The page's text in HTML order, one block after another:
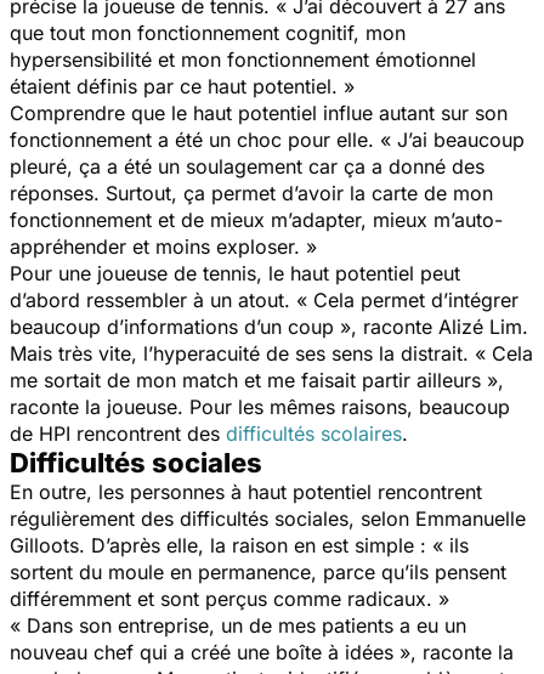
précise la joueuse de tennis. « J’ai découvert à 27 ans
que tout mon fonctionnement cognitif, mon
hypersensibilité et mon fonctionnement émotionnel
étaient définis par ce haut potentiel. »
Comprendre que le haut potentiel influe autant sur son
fonctionnement a été un choc pour elle. « J’ai beaucoup
pleuré, ça a été un soulagement car ça a donné des
réponses. Surtout, ça permet d’avoir la carte de mon
fonctionnement et de mieux m’adapter, mieux m’auto-
appréhender et moins exploser. »
Pour une joueuse de tennis, le haut potentiel peut
d’abord ressembler à un atout. « Cela permet d’intégrer
beaucoup d’informations d’un coup », raconte Alizé Lim.
Mais très vite, l’hyperacuité de ses sens la distrait. « Cela
me sortait de mon match et me faisait partir ailleurs »,
raconte la joueuse. Pour les mêmes raisons, beaucoup
de HPI rencontrent des difficultés scolaires.
Difficultés sociales
En outre, les personnes à haut potentiel rencontrent
régulièrement des difficultés sociales, selon Emmanuelle
Gilloots. D’après elle, la raison en est simple : « ils
sortent du moule en permanence, parce qu’ils pensent
différemment et sont perçus comme radicaux. »
« Dans son entreprise, un de mes patients a eu un
nouveau chef qui a créé une boîte à idées », raconte la